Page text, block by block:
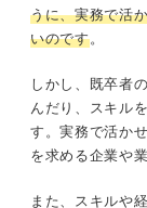
うに、実務で活
いのです。
しかし、既卒者
んだり、スキル
す。実務で活か
を求める企業や
また、スキルや